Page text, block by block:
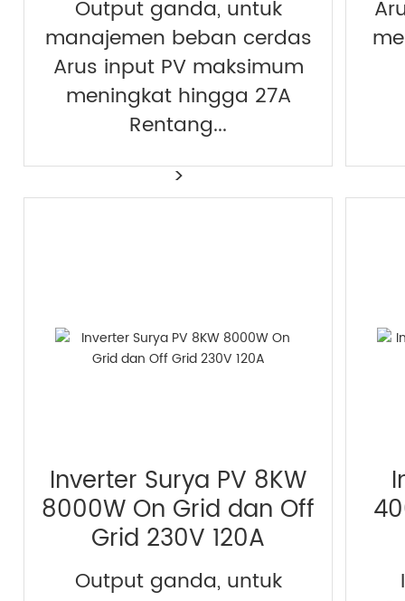
Output ganda, untuk
manajemen beban cerdas
Arus input PV maksimum
meningkat hingga 27A
Rentang...
>
Inverter Surya PV 8KW
8000W On Grid dan Off
Grid 230V 120A
Output ganda, untuk